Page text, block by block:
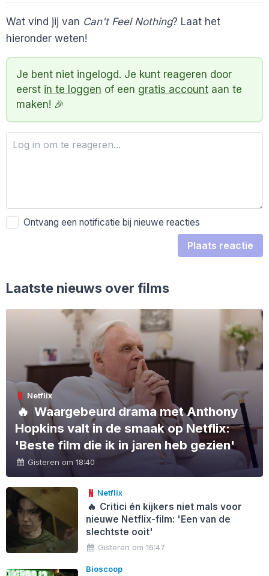
Wat vind jij van Can't Feel Nothing? Laat het
hieronder weten!
Je bent niet ingelogd. Je kunt reageren door
eerst in te loggen of een gratis account aan te
maken! 🎉
Ontvang een notificatie bij nieuwe reacties
Plaats reactie
Laatste nieuws over films
Netflix
🔥 Waargebeurd drama met Anthony
Hopkins valt in de smaak op Netflix:
'Beste film die ik in jaren heb gezien'
Gisteren om 18:40
Netflix
🔥 Critici én kijkers niet mals voor
nieuwe Netflix-film: 'Een van de
slechtste ooit'
Gisteren om 16:47
Bioscoop